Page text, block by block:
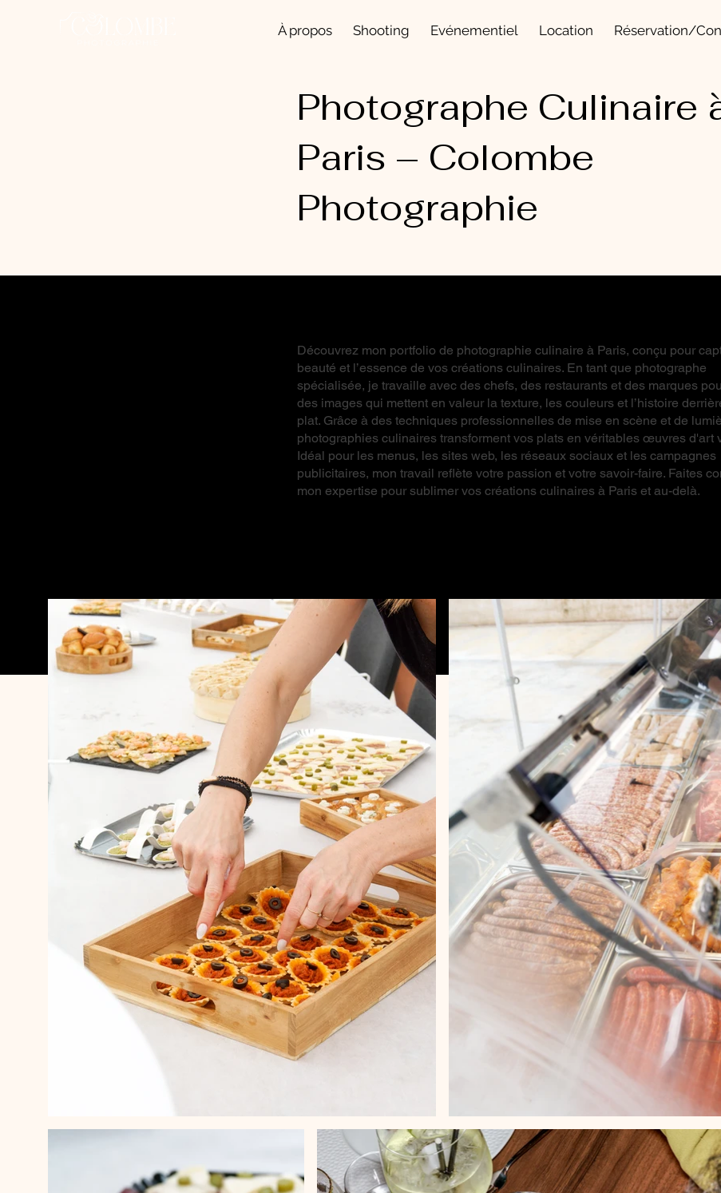
À propos Shooting Evénementiel Location Réservation/
Photographe Culinaire
Paris – Colombe
Photographie
Découvrez mon portfolio de photographie culinaire à Paris, conçu pour
beauté et l’essence de vos créations culinaires. En tant que photographe
spécialisée, je travaille avec des chefs, des restaurants et des marques
des images qui mettent en valeur la texture, les couleurs et l’histoire
plat. Grâce à des techniques professionnelles de mise en scène et de
photographies culinaires transforment vos plats en véritables œuvres d'art
Idéal pour les menus, les sites web, les réseaux sociaux et les campagnes
publicitaires, mon travail reflète votre passion et votre savoir-faire. Faites
mon expertise pour sublimer vos créations culinaires à Paris et au-delà.